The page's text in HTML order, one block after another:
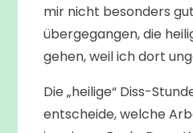
mir nicht besonders
übergegangen, die
gehen, weil ich dort
Die „heilige“ Diss-
entscheide, welche